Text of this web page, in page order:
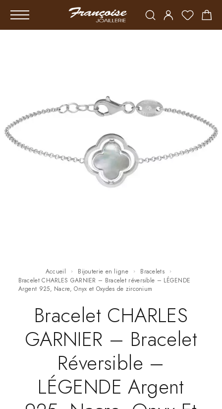
Accueil Bijouterie en ligne
Bracelets
Bracelet CHARLES GARNIER – Bracelet réversible – LÉGENDE
Argent 925, Nacre, Onyx et Oxydes de zirconium
Bracelet CHARLES
GARNIER – Bracelet
Réversible –
LÉGENDE Argent